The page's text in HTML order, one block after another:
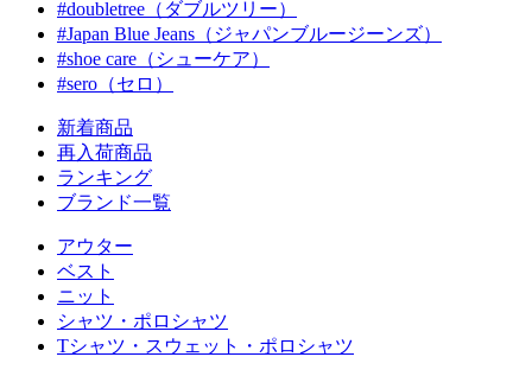
#doubletree（ダブルツリー）
#Japan Blue Jeans（ジャパンブルージーンズ）
#shoe care（シューケア）
#sero（セロ）
新着商品
再入荷商品
ランキング
ブランド一覧
アウター
ベスト
ニット
シャツ・ポロシャツ
Tシャツ・スウェット・ポロシャツ